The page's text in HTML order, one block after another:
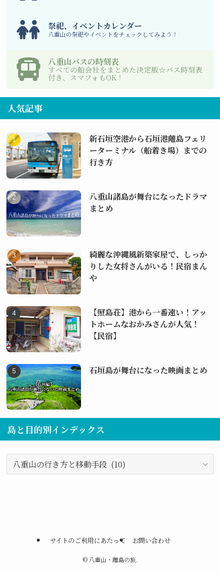
祭祀、イベントカレンダー
八重山の祭祀やイベントをチェックしてみよう！
八重山バスの時刻表
すべての船会社をまとめた決定版☆バス時刻表
付き、スマフォもOK！
人気記事
新石垣空港から石垣港離島フェリ
ーターミナル（船着き場）までの
行き方
八重山諸島が舞台になったドラマ
まとめ
綺麗な沖縄風新築家屋で、しっか
りした女将さんがいる！民宿まん
や
【照島荘】港から一番遠い！アッ
トホームなおかみさんが人気！
【民宿】
石垣島が舞台になった映画まとめ
島と目的別インデックス
と
サイトのご利用にあたって お問い合わせ
© 八重山・離島の旅.